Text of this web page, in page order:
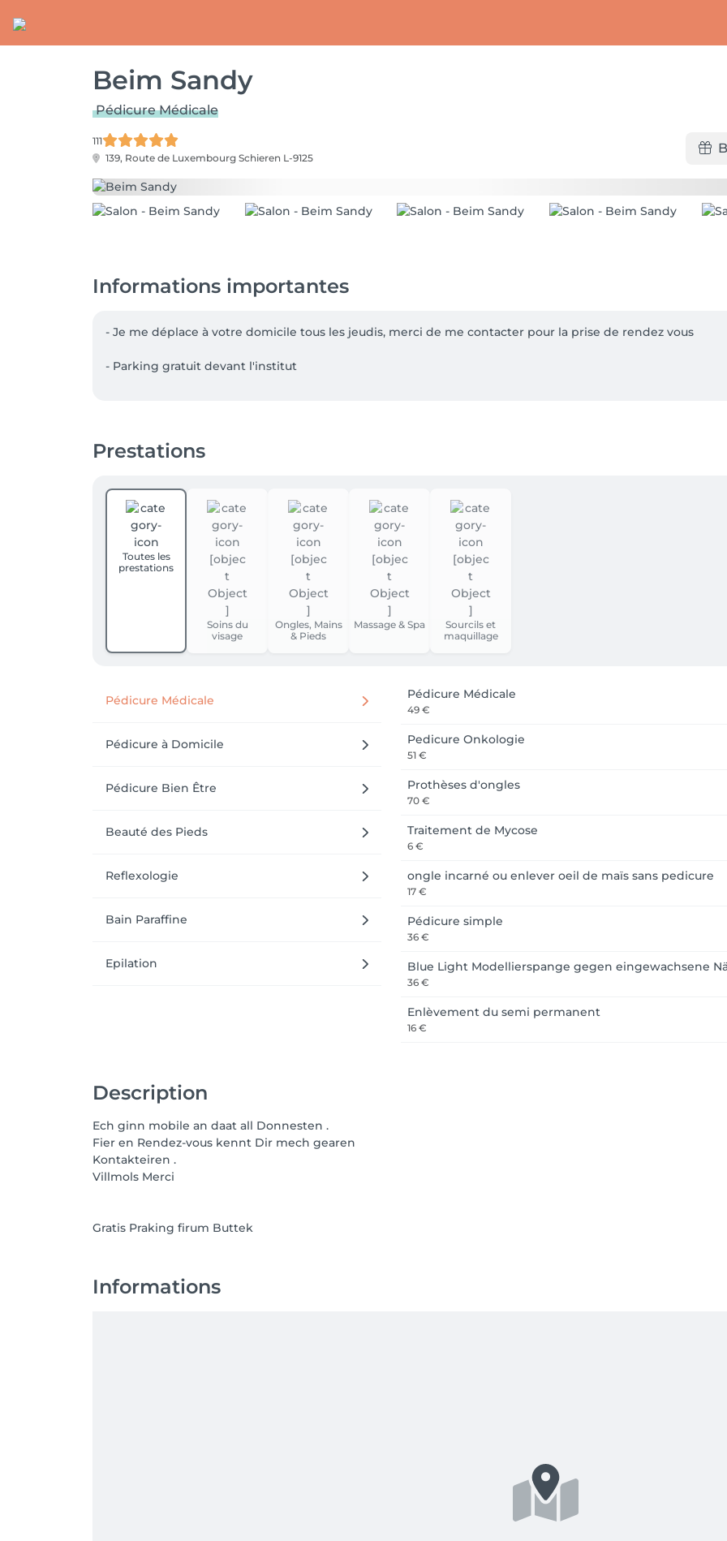
Beim Sandy
Pédicure Médicale
111
139, Route de Luxembourg Schieren L-9125
Informations importantes
- Je me déplace à votre domicile tous les jeudis, merci de me contacter pour la prise de rendez vous
- Parking gratuit devant l'institut
Prestations
Toutes les
prestations
Soins du
visage
Ongles, Mains
& Pieds
Massage & Spa
Sourcils et
maquillage
Pédicure Médicale
Pédicure à Domicile
Pédicure Bien Être
Beauté des Pieds
Reflexologie
Bain Paraffine
Epilation
Pédicure Médicale
49 €
Pedicure Onkologie
51 €
Prothèses d'ongles
70 €
Traitement de Mycose
6 €
ongle incarné ou enlever oeil de maïs sans pedicure
17 €
Pédicure simple
36 €
Blue Light Modellierspange gegen eingewachsene
36 €
Enlèvement du semi permanent
16 €
Description
Ech ginn mobile an daat all Donnesten .
Fier en Rendez-vous kennt Dir mech gearen
Kontakteiren .
Villmols Merci
Gratis Praking firum Buttek
Informations